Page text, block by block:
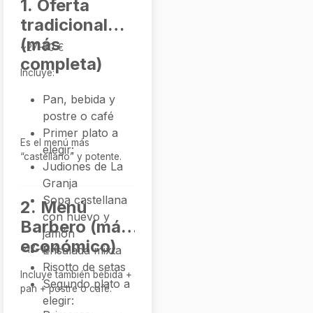
1. Oferta
tradicional
(más
completa)
~27–30 €
Incluye:
Pan, bebida y
postre o café
Primer plato a
elegir:
Judiones de La
Granja
Sopa castellana
con huevo y
jamón
Ensalada mixta
Risotto de setas
Segundo plato a
elegir:
Es el menú más
“castellano” y potente.
2. Menú
Barbero (más
económico)
~17–18 €
Incluye también bebida +
pan + postre o café.